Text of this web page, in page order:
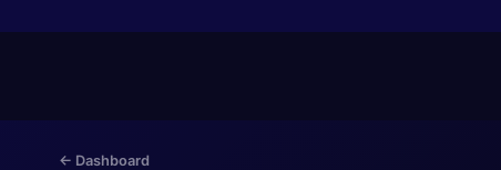
← Dashboard